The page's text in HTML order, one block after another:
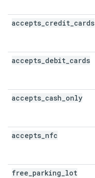
accepts_credit_cards
accepts_debit_cards
accepts_cash_only
accepts_nfc
free_parking_lot